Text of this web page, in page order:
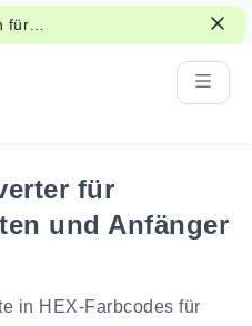
für
für
und Anfänger
in HEX-Farbcodes für